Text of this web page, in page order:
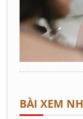
BÀI XEM